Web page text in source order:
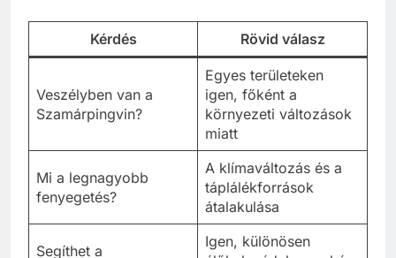
Kérdés Rövid válasz
Veszélyben van a
Szamárpingvin?
Egyes területeken
igen, főként a
környezeti változások
miatt
Mi a legnagyobb
fenyegetés?
A klímaváltozás és a
táplálékforrások
átalakulása
Segíthet a
Igen, különösen